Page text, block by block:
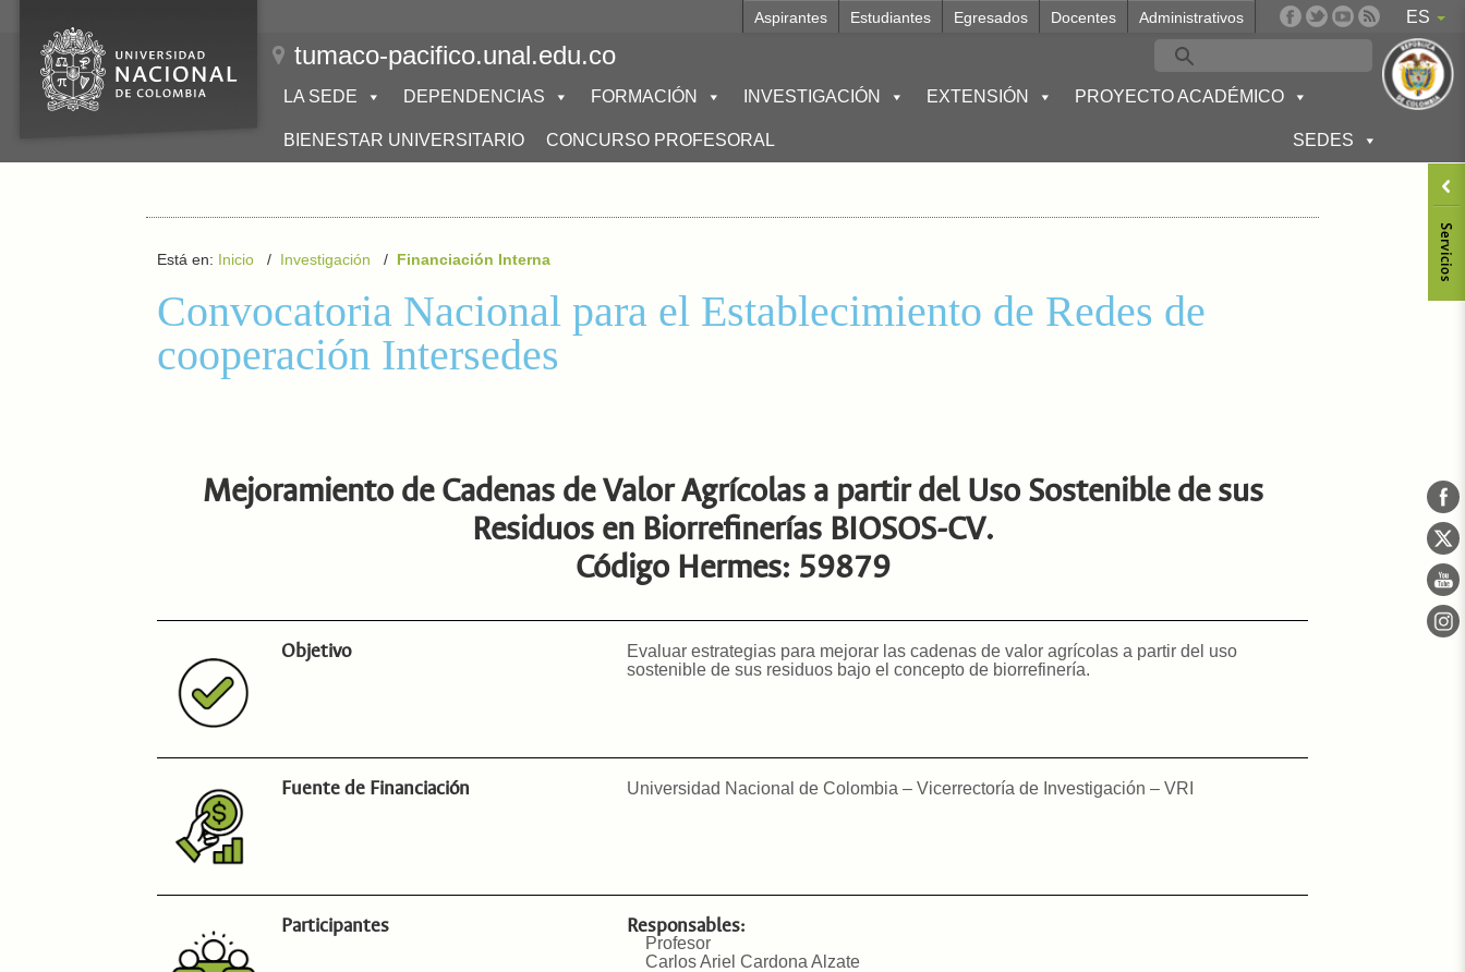
ES
Aspirantes Estudiantes Egresados Docentes Administrativos
tumaco-pacifico.unal.edu.co
LA SEDE DEPENDENCIAS FORMACIÓN INVESTIGACIÓN EXTENSIÓN PROYECTO ACADÉMICO
BIENESTAR UNIVERSITARIO CONCURSO PROFESORAL SEDES
Está en: Inicio / Investigación / Financiación Interna
Convocatoria Nacional para el Establecimiento de Redes de
cooperación Intersedes
Mejoramiento de Cadenas de Valor Agrícolas a partir del Uso Sostenible de sus
Residuos en Biorrefinerías BIOSOS-CV.
Código Hermes: 59879
Objetivo
Evaluar estrategias para mejorar las cadenas de valor agrícolas a partir del uso
sostenible de sus residuos bajo el concepto de biorrefinería.
Fuente de Financiación Universidad Nacional de Colombia – Vicerrectoría de Investigación – VRI
Participantes Responsables:
Profesor
Carlos Ariel Cardona Alzate